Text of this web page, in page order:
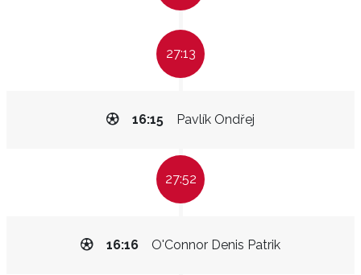
27:13
Pavlík Ondřej
16:15
27:52
O'Connor Denis Patrik
16:16